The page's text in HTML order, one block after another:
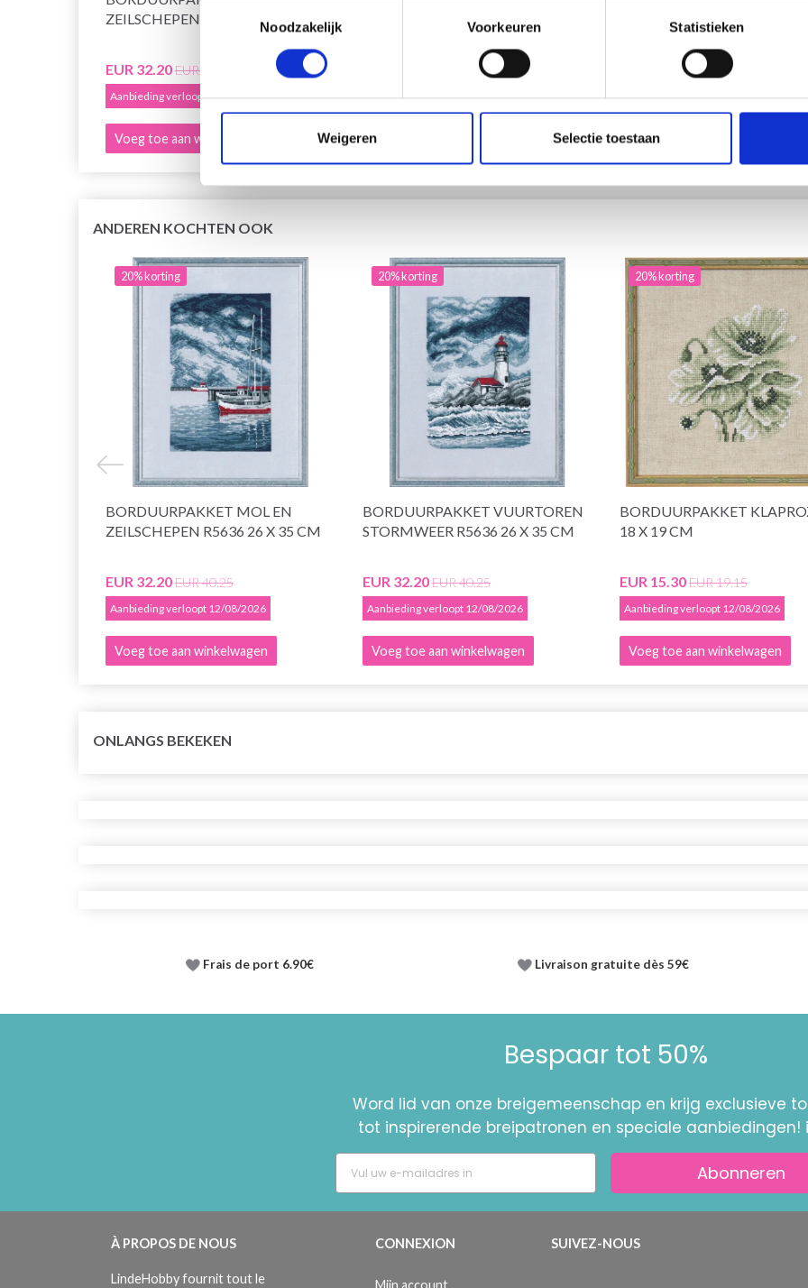
Toestemmingsselectie
Noodzakelijk
Voorkeuren Statistieken
Weigeren Selectie toestaan
ZEILSCHEPEN R5636 26 X 35 CM
EUR 32.20EUR 40.25
Aanbieding verloopt 12/08/2026
Voeg toe aan winkelwagen
STORMWEER R5636 26 X 35 CM
EUR 40.25
Aanbieding verloopt 12/08/2026
Voeg toe aan winkelwagen
18 X 19 CM
EUR 15.30EUR 19.15
Aanbieding verloopt 12/08/2026
Voeg toe aan winkelwagen
ANDEREN KOCHTEN OOK
20% korting
BORDUURPAKKET MOL EN
ZEILSCHEPEN R5636 26 X 35 CM
EUR 32.20EUR 40.25
Aanbieding verloopt 12/08/2026
Voeg toe aan winkelwagen
20% korting
BORDUURPAKKET VUURTOREN
STORMWEER R5636 26 X 35 CM
EUR 32.20EUR 40.25
Aanbieding verloopt 12/08/2026
Voeg toe aan winkelwagen
20% korting
BORDUURPAKKET
18 X 19 CM
EUR 15.30EUR 19.15
Aanbieding verloopt 12/08/2026
Voeg toe aan winkelwagen
ONLANGS BEKEKEN
Frais de port 6.90€ Livraison gratuite dès 59€
Bespaar tot 50%
Word lid van onze breigemeenschap en krijg exclusieve
tot inspirerende breipatronen en speciale aanbiedingen!
Abonneren
À PROPOS DE NOUS
LindeHobby fournit tout le
CONNEXION
Mijn account
SUIVEZ-NOUS